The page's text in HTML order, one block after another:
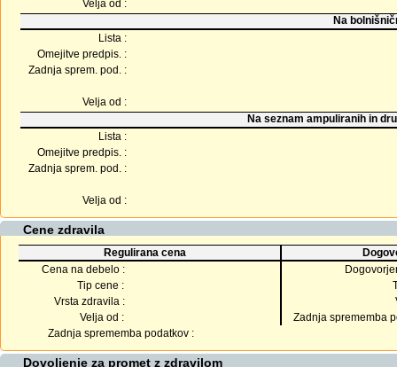
Velja od :
Na
Lista :
Omejitve predpis. :
Zadnja sprem. pod. :
Velja od :
Na seznam ampuliranih in
Lista :
Omejitve predpis. :
Zadnja sprem. pod. :
Velja od :
Cene zdravila
Regulirana cena
Cena na debelo :
Tip cene :
Vrsta zdravila :
Velja od :
Zadnja sprememba
Zadnja sprememba podatkov :
Dovoljenje za promet z zdravilom